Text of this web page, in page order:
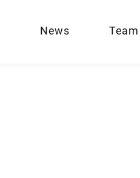
News Team